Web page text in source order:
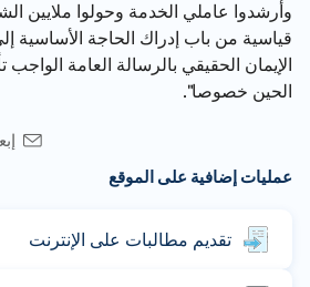
وأرشدوا عاملي الخدمة وحولوا ملايين
قياسية من باب إدراك الحاجة الأساسية
الإيمان الحقيقي بالرسالة العامة الواجب
الحين خصوصا".
عمليات إضافية على الموقع
تقديم مطالبات على الإنترنت